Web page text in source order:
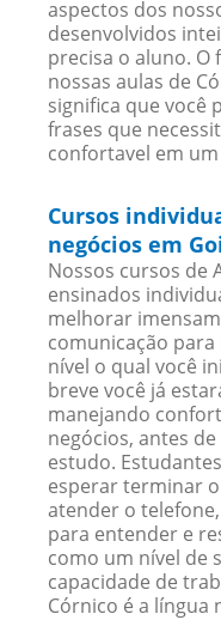
aspectos dos
desenvolvidos
precisa o aluno. O
nossas aulas de
significa que você
frases que
confortavel em
Cursos
negócios em
Nossos cursos de
ensinados
melhorar
comunicação
nível o qual você
breve você já
manejando
negócios, antes
estudo.
esperar terminar
atender o
para entender e
como um nível de
capacidade de
Córnico é a língua